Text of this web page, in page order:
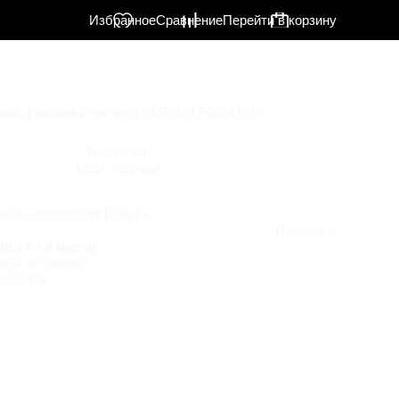
ИзбранноеСравнениеПерейти в корзину